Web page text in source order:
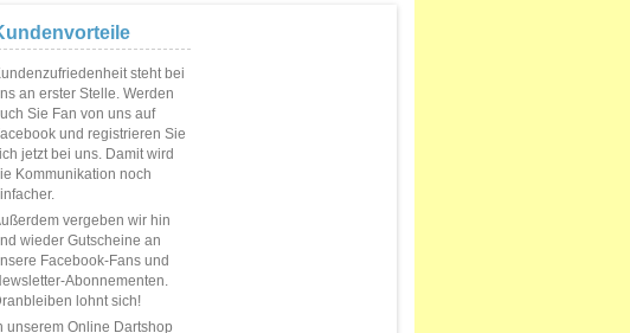
steht bei
an erster Stelle. Werden
Sie Fan von uns auf
und registrieren Sie
jetzt bei uns. Damit wird
Kommunikation noch
vergeben wir hin
wieder Gutscheine an
Facebook-Fans und
Abonnementen.
lohnt sich!
unserem Online Dartshop